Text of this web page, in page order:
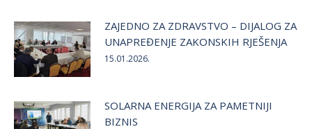
ZAJEDNO ZA ZDRAVSTVO – DIJALOG ZA
UNAPREĐENJE ZAKONSKIH RJEŠENJA
15.01.2026.
SOLARNA ENERGIJA ZA PAMETNIJI
BIZNIS